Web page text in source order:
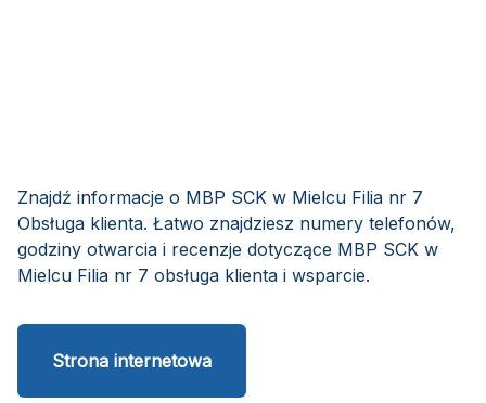
Znajdź informacje o MBP SCK w Mielcu Filia nr 7
Obsługa klienta. Łatwo znajdziesz numery telefonów,
godziny otwarcia i recenzje dotyczące MBP SCK w
Mielcu Filia nr 7 obsługa klienta i wsparcie.
Strona internetowa